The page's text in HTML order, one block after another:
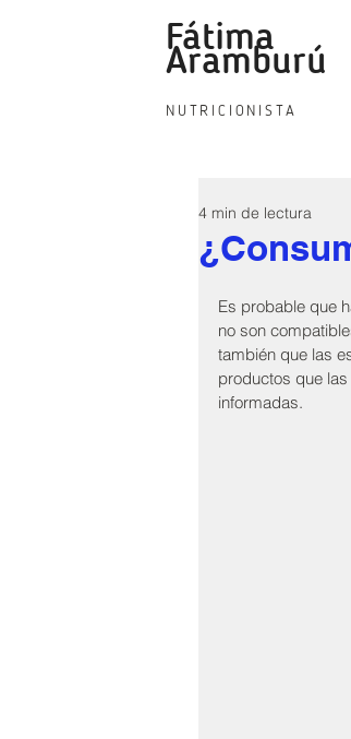
Fátima
Aramburú
NUTRICIONISTA
4 min de lectura
Es probable que
no son
también que las
productos que
informadas.